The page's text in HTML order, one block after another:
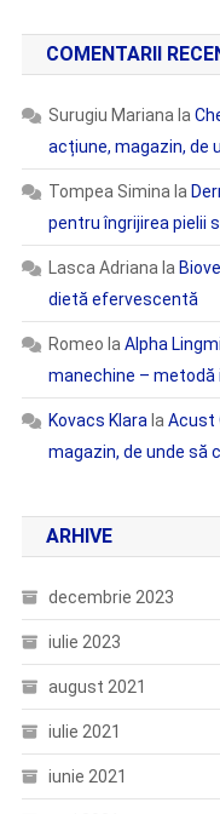
COMENTARII
Surugiu Mariana la
acțiune, magazin, de
Tompea Simina la
pentru îngrijirea pielii
Lasca Adriana la
dietă efervescentă
Romeo la Alpha
manechine – metodă
Kovacs Klara la Acust
magazin, de unde să
ARHIVE
decembrie 2023
iulie 2023
august 2021
iulie 2021
iunie 2021